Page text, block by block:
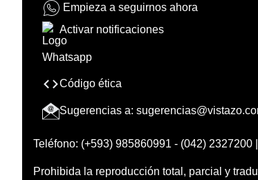
Empieza a seguirnos ahora
Activar notificaciones
Código ética
Sugerencias a:
Teléfono: (+593) 985860991 - (042)
Prohibida la reproducción total, parcial y